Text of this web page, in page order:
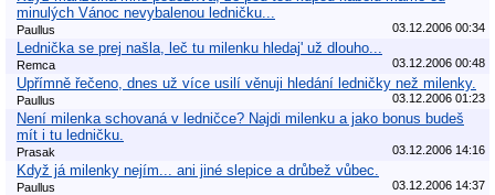
minulých Vánoc nevybalenou ledničku...
Paullus 03.12.2006 00:34
Lednička se prej našla, leč tu milenku hledaj' už dlouho...
Remca 03.12.2006 00:48
Upřímně řečeno, dnes už více usilí věnuji hledání ledničky než milenky.
Paullus 03.12.2006 01:23
Není milenka schovaná v ledničce? Najdi milenku a jako bonus budeš
mít i tu ledničku.
Prasak 03.12.2006 14:16
Když já milenky nejím... ani jiné slepice a drůbež vůbec.
Paullus 03.12.2006 14:37